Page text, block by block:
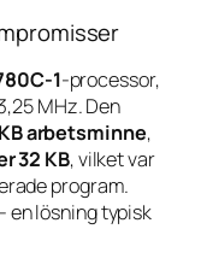
1-processor,
MHz. Den
arbetsminne,
32 KB, vilket var
program.
en lösning typisk